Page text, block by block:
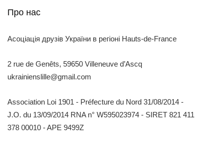
Про нас
Асоціація друзів України в регіоні Hauts-de-France
2 rue de Genêts, 59650 Villeneuve d’Ascq
ukrainienslille@gmail.com
Association Loi 1901 - Préfecture du Nord 31/08/2014 -
J.O. du 13/09/2014 RNA n° W595023974 - SIRET 821 411
378 00010 - APE 9499Z